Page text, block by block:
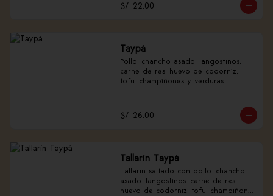
S/ 22.00
Taypá
Pollo, chancho asado, langostinos,
carne de res, huevo de codorniz,
tofu, champiñones y verduras.
S/ 26.00
Tallarín Taypá
Tallarín saltado con pollo, chancho
asado, langostinos, carne de res,
huevo de codorniz, tofu, champiñones